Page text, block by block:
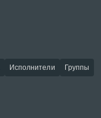
Исполнители Группы